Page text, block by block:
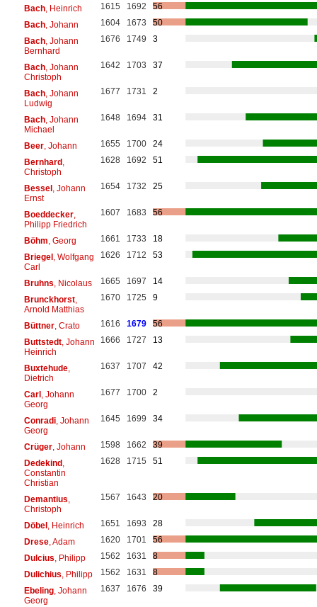
Bach, Heinrich 1615 1692
56
Bach, Johann 1604 1673
50
Bach, Johann
Bernhard
1676 1749 3
Bach, Johann
Christoph
1642 1703 37
Bach, Johann
Ludwig
1677 1731 2
Bach, Johann
Michael
1648 1694 31
Beer, Johann 1655 1700
24
Bernhard,
Christoph
1628 1692 51
Bessel, Johann
Ernst
1654 1732 25
Boeddecker,
Philipp Friedrich
1607 1683 56
Böhm , Georg 1661 1733
18
Briegel, Wolfgang
Carl
1626 1712 53
Bruhns , Nicolaus 1665 1697
14
Brunckhorst,
Arnold Matthias
1670 1725 9
Büttner, Crato 1616 1679
56
Buttstedt, Johann
Heinrich
1666 1727 13
Buxtehude,
Dietrich
1637 1707 42
Carl, Johann
Georg
1677 1700 2
Conradi, Johann
Georg
1645 1699 34
Crüger, Johann 1598 1662
39
Dedekind,
Constantin
Christian
1628 1715 51
Demantius
Christoph
1567 1643 20
Döbel, Heinrich 1651 1693
28
Drese, Adam 1620 1701
56
Dulcius , Philipp 1562 1631
8
Dulichius , Philipp 1562 1631
8
Ebeling, Johann
Georg
1637 1676 39